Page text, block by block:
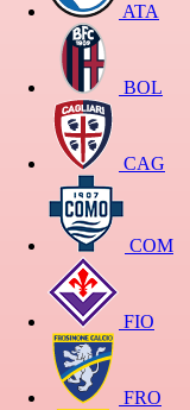
ATA
BOL
CAG
COM
FIO
FRO